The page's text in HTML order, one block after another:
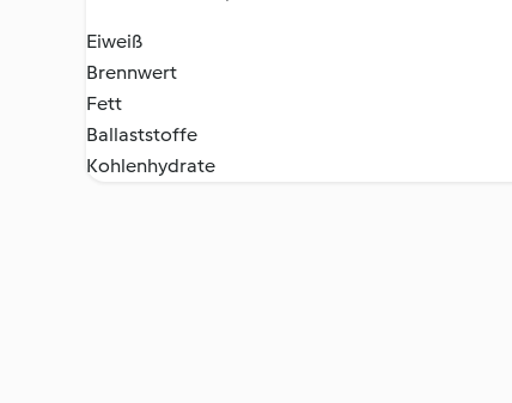
Eiweiß
Brennwert
Fett
Ballaststoffe
Kohlenhydrate